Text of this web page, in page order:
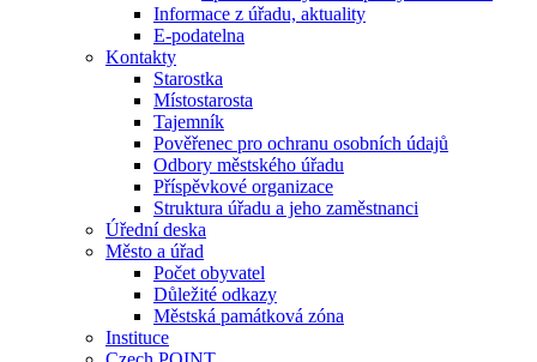
Informace z úřadu, aktuality
E-podatelna
Kontakty
Starostka
Místostarosta
Tajemník
Pověřenec pro ochranu osobních údajů
Odbory městského úřadu
Příspěvkové organizace
Struktura úřadu a jeho zaměstnanci
Úřední deska
Město a úřad
Počet obyvatel
Důležité odkazy
Městská památková zóna
Instituce